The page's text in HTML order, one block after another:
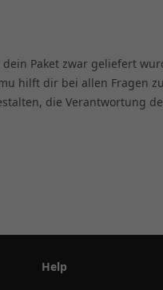
Paket zwar geliefert
hilft dir bei allen Fragen
die Verantwortung
Help